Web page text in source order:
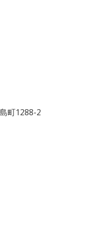
町1288-2